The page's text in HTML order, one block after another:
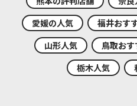
愛媛の人気
福井おす
山形人気
鳥取おす
栃木人気